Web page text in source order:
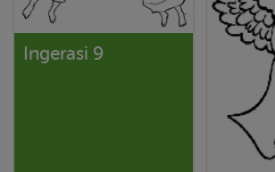
Ingerasi 9